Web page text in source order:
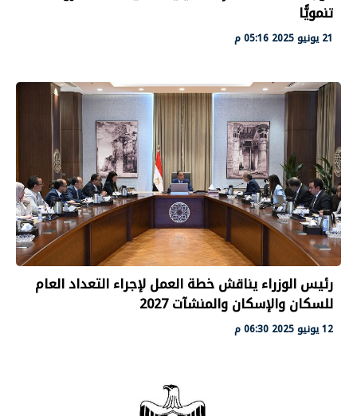
تنمويًّا
21 يونيو 2025 05:16 م
رئيس الوزراء يناقش خطة العمل لإجراء التعداد العام
للسكان والإسكان والمنشآت 2027
12 يونيو 2025 06:30 م